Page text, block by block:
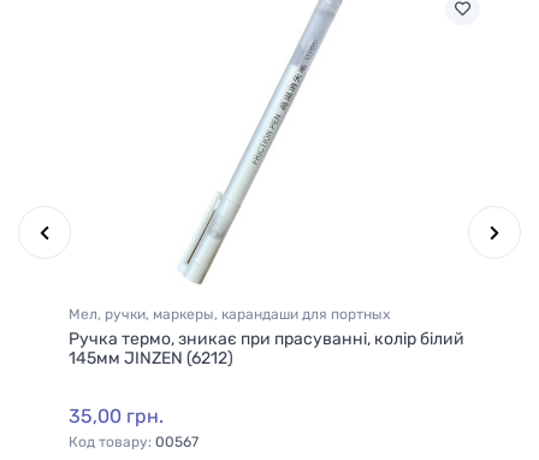
Мел, ручки, маркеры, карандаши для портных
Ручка термо, зникає при прасуванні, колір білий
145мм JINZEN (6212)
35,00 грн.
Код товару: 00567